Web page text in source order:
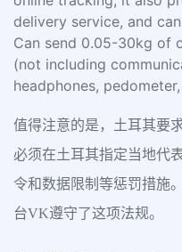
delivery service, and
Can send 0.05-30kg of
(not including
headphones,
值得注意的是，土耳其要
必须在土耳其指定当地代
令和数据限制等惩罚措施
台VK遵守了这项法规。